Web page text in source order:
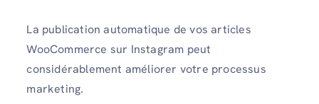
La publication automatique de vos articles
WooCommerce sur Instagram peut
considérablement améliorer votre processus
marketing.